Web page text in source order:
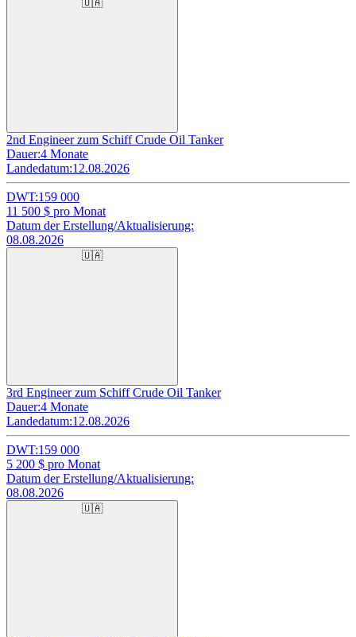
🇺🇦
2nd Engineer zum Schiff Crude Oil Tanker
Dauer:4 Monate
Landedatum:12.08.2026
DWT:159 000
11 500 $ pro Monat
Datum der Erstellung/Aktualisierung:
08.08.2026
🇺🇦
3rd Engineer zum Schiff Crude Oil Tanker
Dauer:4 Monate
Landedatum:12.08.2026
DWT:159 000
5 200 $ pro Monat
Datum der Erstellung/Aktualisierung:
08.08.2026
🇺🇦